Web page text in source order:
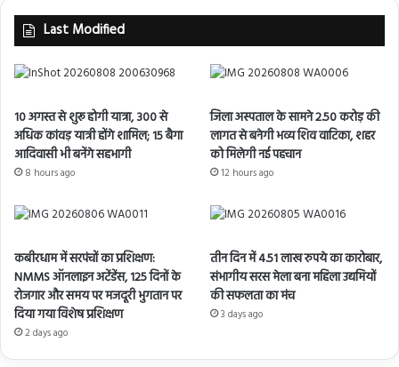
Last Modified
10 अगस्त से शुरू होगी यात्रा, 300 से
अधिक कांवड़ यात्री होंगे शामिल; 15 बैगा
आदिवासी भी बनेंगे सहभागी
8 hours ago
जिला अस्पताल के सामने 2.50 करोड़ की
लागत से बनेगी भव्य शिव वाटिका, शहर
को मिलेगी नई पहचान
12 hours ago
कबीरधाम में सरपंचों का प्रशिक्षण:
NMMS ऑनलाइन अटेंडेंस, 125 दिनों के
रोजगार और समय पर मजदूरी भुगतान पर
दिया गया विशेष प्रशिक्षण
2 days ago
तीन दिन में 4.51 लाख रुपये का कारोबार,
संभागीय सरस मेला बना महिला उद्यमियों
की सफलता का मंच
3 days ago